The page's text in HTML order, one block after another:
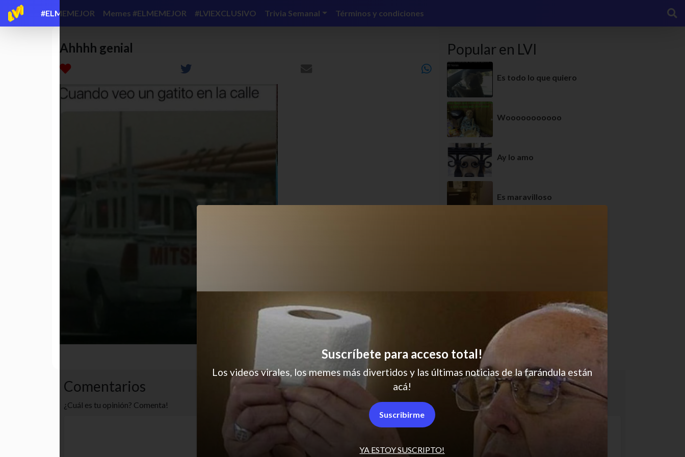
#ELMEMEJOR Memes #ELMEMEJOR #LVIEXCLUSIVO Trivia Semanal Términos y condiciones
Ahhhh genial Popular en LVI
Es todo lo que quiero
Wooooooooooo
Ay lo amo
Es maravilloso
Comentarios
¿Cuál es tu opinión? Comenta!
YA ESTOY SUSCRIPTO!
Suscríbete para acceso total!
Los videos virales, los memes más divertidos y las últimas noticias de la farándula están
acá!
Suscribirme